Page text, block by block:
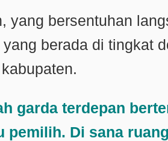
yang bersentuhan
berada di tingkat
garda terdepan
pemilih. Di sana